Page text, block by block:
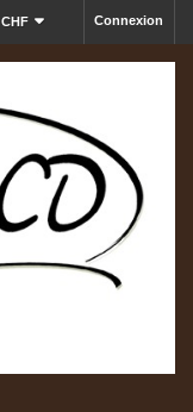
Connexion
CHF